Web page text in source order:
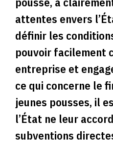
attentes envers
définir les
pouvoir facilement
entreprise et
ce qui concerne le
jeunes pousses, il
l’État ne leur
subventions